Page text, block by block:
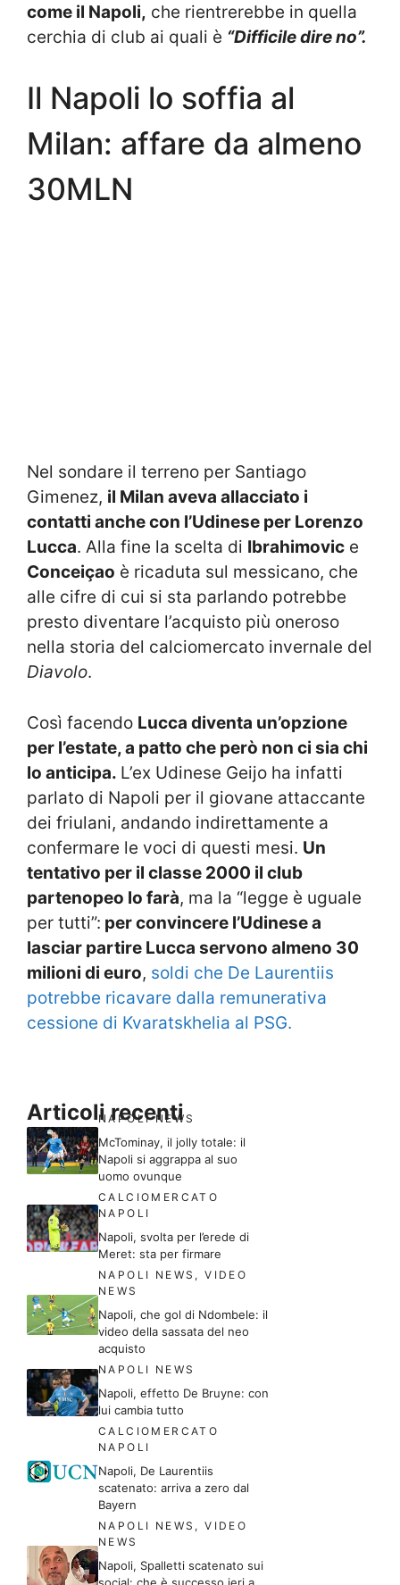
come il Napoli, che rientrerebbe in quella
cerchia di club ai quali è “Difficile dire no”.
Il Napoli lo soffia al
Milan: affare da almeno
30MLN
Nel sondare il terreno per Santiago
Gimenez, il Milan aveva allacciato i
contatti anche con l’Udinese per Lorenzo
Lucca. Alla fine la scelta di Ibrahimovic e
Conceiçao è ricaduta sul messicano, che
alle cifre di cui si sta parlando potrebbe
presto diventare l’acquisto più oneroso
nella storia del calciomercato invernale del
Diavolo.
Così facendo Lucca diventa un’opzione
per l’estate, a patto che però non ci sia chi
lo anticipa. L’ex Udinese Geijo ha infatti
parlato di Napoli per il giovane attaccante
dei friulani, andando indirettamente a
confermare le voci di questi mesi. Un
tentativo per il classe 2000 il club
partenopeo lo farà, ma la “legge è uguale
per tutti”: per convincere l’Udinese a
lasciar partire Lucca servono almeno 30
milioni di euro, soldi che De Laurentiis
potrebbe ricavare dalla remunerativa
cessione di Kvaratskhelia al PSG.
Articoli recenti
NAPOLI NEWS
McTominay, il jolly totale: il
Napoli si aggrappa al suo
uomo ovunque
CALCIOMERCATO
NAPOLI
Napoli, svolta per l’erede di
Meret: sta per firmare
NAPOLI NEWS ,VIDEO
NEWS
Napoli, che gol di Ndombele: il
video della sassata del neo
acquisto
NAPOLI NEWS
Napoli, effetto De Bruyne: con
lui cambia tutto
CALCIOMERCATO
NAPOLI
Napoli, De Laurentiis
scatenato: arriva a zero dal
Bayern
NAPOLI NEWS ,VIDEO
NEWS
Napoli, Spalletti scatenato sui